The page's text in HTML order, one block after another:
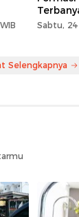
Sabtu, 24
Selengkapnya